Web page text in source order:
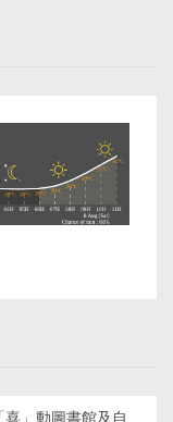
」動圖書館及自